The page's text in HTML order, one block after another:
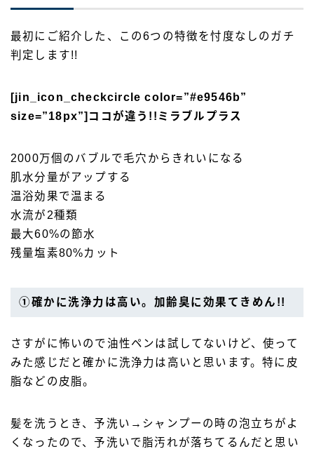
最初にご紹介した、この6つの特徴を忖度なしのガチ
判定します!!
[jin_icon_checkcircle color=”#e9546b”
size=”18px”]ココが違う!!ミラブルプラス
2000万個のバブルで毛穴からきれいになる
肌水分量がアップする
温浴効果で温まる
水流が2種類
最大60%の節水
残量塩素80%カット
①確かに洗浄力は高い。加齢臭に効果てきめん!!
さすがに怖いので油性ペンは試してないけど、使って
みた感じだと確かに洗浄力は高いと思います。特に皮
脂などの皮脂。
髪を洗うとき、予洗い→シャンプーの時の泡立ちがよ
くなったので、予洗いで脂汚れが落ちてるんだと思い